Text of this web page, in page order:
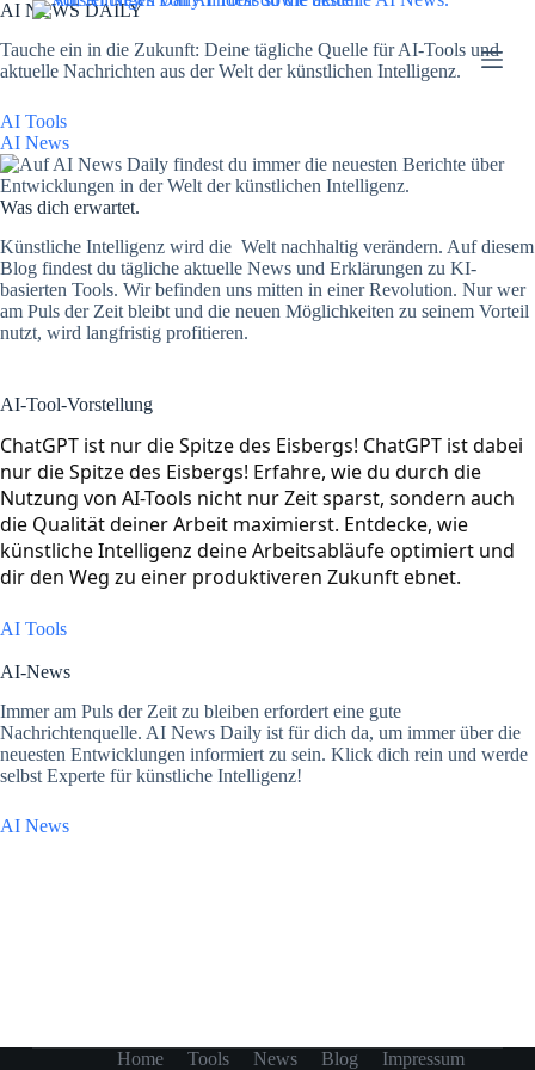
Z
u
m
h
a
l
t
s
r
i
n
g
e
AI NEWS DAILY
Tauche ein in die Zukunft: Deine tägliche Quelle für AI-Tools und
aktuelle Nachrichten aus der Welt der künstlichen Intelligenz.
AI Tools
AI News
Was dich erwartet.
Künstliche Intelligenz wird die Welt nachhaltig verändern. Auf diesem
Blog findest du tägliche aktuelle News und Erklärungen zu KI-
basierten Tools. Wir befinden uns mitten in einer Revolution. Nur wer
am Puls der Zeit bleibt und die neuen Möglichkeiten zu seinem Vorteil
nutzt, wird langfristig profitieren.
AI-Tool-Vorstellung
ChatGPT ist nur die Spitze des Eisbergs! ChatGPT ist dabei
nur die Spitze des Eisbergs! Erfahre, wie du durch die
Nutzung von AI-Tools nicht nur Zeit sparst, sondern auch
die Qualität deiner Arbeit maximierst. Entdecke, wie
künstliche Intelligenz deine Arbeitsabläufe optimiert und
dir den Weg zu einer produktiveren Zukunft ebnet.
AI Tools
AI-News
Immer am Puls der Zeit zu bleiben erfordert eine gute
Nachrichtenquelle. AI News Daily ist für dich da, um immer über die
neuesten Entwicklungen informiert zu sein. Klick dich rein und werde
selbst Experte für künstliche Intelligenz!
AI News
Home Tools News Blog Impressum